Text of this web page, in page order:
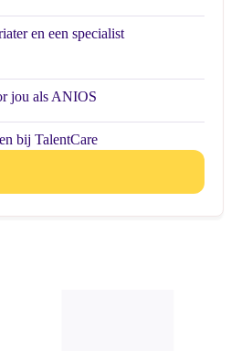
en een specialist
jou als ANIOS
bij TalentCare